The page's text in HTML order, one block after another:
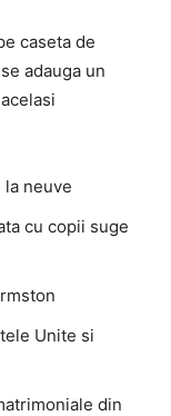
caseta de
adauga un
neuve
cu copii suge
Unite si
din